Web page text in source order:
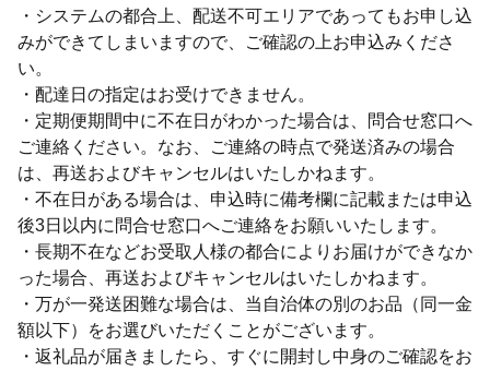
・システムの都合上、配送不可エリアであってもお申し込
みができてしまいますので、ご確認の上お申込みくださ
い。
・配達日の指定はお受けできません。
・定期便期間中に不在日がわかった場合は、問合せ窓口へ
ご連絡ください。なお、ご連絡の時点で発送済みの場合
は、再送およびキャンセルはいたしかねます。
・不在日がある場合は、申込時に備考欄に記載または申込
後3日以内に問合せ窓口へご連絡をお願いいたします。
・長期不在などお受取人様の都合によりお届けができなか
った場合、再送およびキャンセルはいたしかねます。
・万が一発送困難な場合は、当自治体の別のお品（同一金
額以下）をお選びいただくことがございます。
・返礼品が届きましたら、すぐに開封し中身のご確認をお